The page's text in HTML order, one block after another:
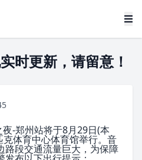
时更新，请留意！
夜-郑州站将于8月29日(本
体育中心体育馆举行。音
路段交通流量巨大，为保障